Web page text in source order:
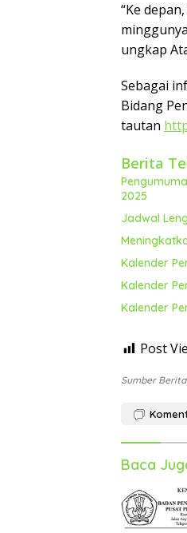
“Ke
ungkap
Sebagai
Bidang
tautan
Berita
2025
Jadwal
Kalender
Kalender
Kalender
Post
Sumber Berita
Baca